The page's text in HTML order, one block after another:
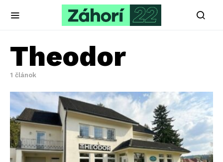
Theodor
1 článok